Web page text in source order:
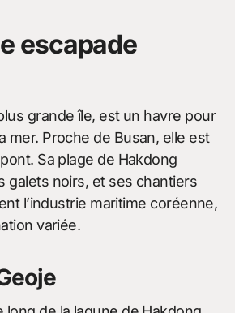
escapade
grande île, est un havre pour
mer. Proche de Busan, elle est
Sa plage de Hakdong
galets noirs, et ses chantiers
l’industrie maritime coréenne,
variée.